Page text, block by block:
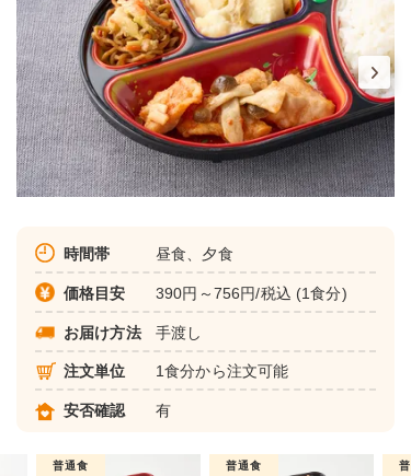
時間帯 昼食、夕食
価格目安 390円～756円/税込 (1食分)
お届け方法 手渡し
注文単位 1食分から注文可能
安否確認 有
普通食 普通食